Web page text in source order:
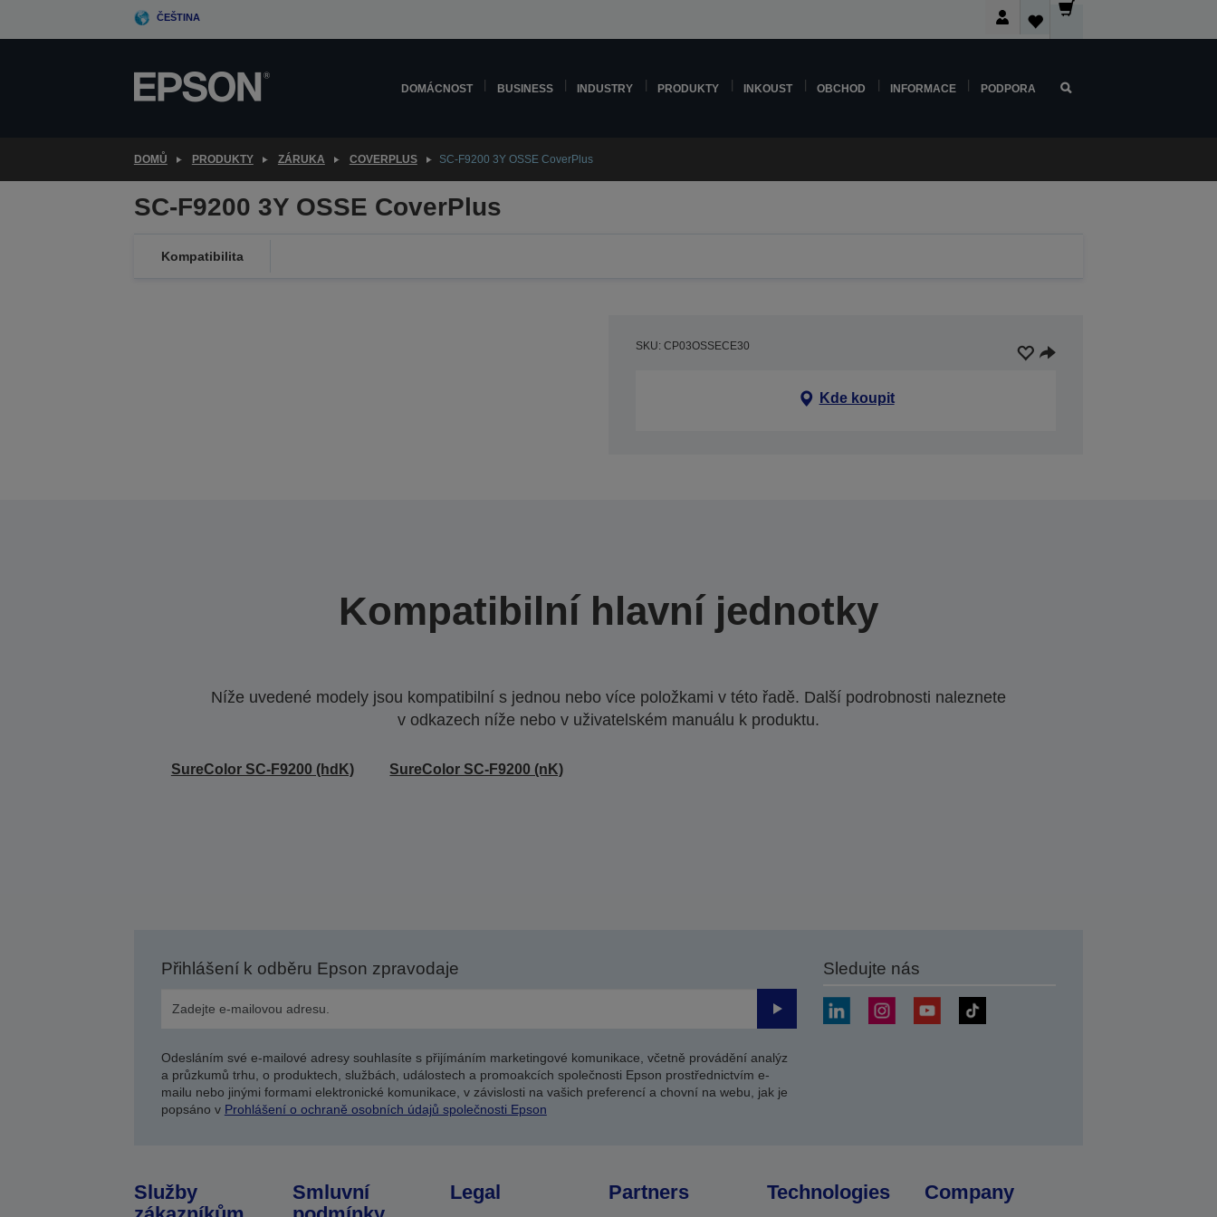
ČEŠTINA
DOMÁCNOST BUSINESS INDUSTRY PRODUKTY INKOUST OBCHOD INFORMACE PODPORA
DOMŮ PRODUKTY ZÁRUKA COVERPLUS SC-F9200 3Y OSSE CoverPlus
SC-F9200 3Y OSSE CoverPlus
Kompatibilita
SKU: CP03OSSECE30
Kde koupit
Kompatibilní hlavní jednotky
Níže uvedené modely jsou kompatibilní s jednou nebo více položkami v této řadě. Další podrobnosti naleznete
v odkazech níže nebo v uživatelském manuálu k produktu.
SureColor SC-F9200 (hdK) SureColor SC-F9200 (nK)
Přihlášení k odběru Epson zpravodaje
Odeslat
Odesláním své e-mailové adresy souhlasíte s přijímáním marketingové komunikace, včetně provádění analýz
a průzkumů trhu, o produktech, službách, událostech a promoakcích společnosti Epson prostřednictvím e-
mailu nebo jinými formami elektronické komunikace, v závislosti na vašich preferencí a chovní na webu, jak je
popsáno v Prohlášení o ochraně osobních údajů společnosti Epson
Sledujte nás
Služby
Smluvní
Legal Partners Technologies Company